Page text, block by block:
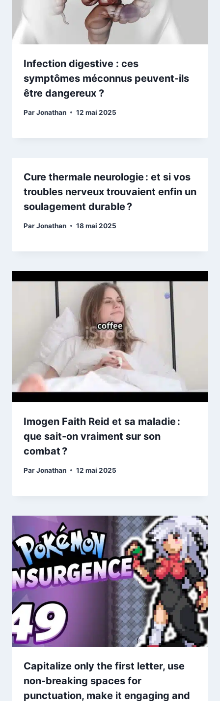
Infection digestive : ces
symptômes méconnus peuvent-ils
être dangereux ?
ParJonathan 12 mai 2025
Cure thermale neurologie : et si vos
troubles nerveux trouvaient enfin un
soulagement durable ?
ParJonathan 18 mai 2025
Imogen Faith Reid et sa maladie :
que sait-on vraiment sur son
combat ?
ParJonathan 12 mai 2025
Capitalize only the first letter, use
non-breaking spaces for
punctuation, make it engaging and